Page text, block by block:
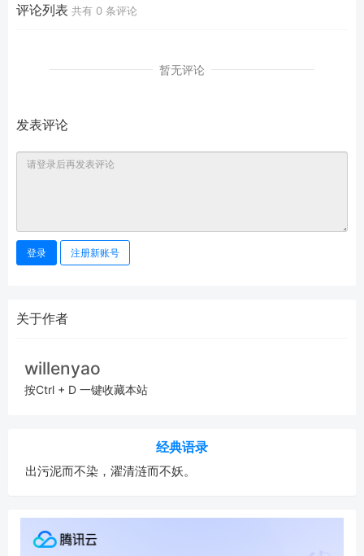
评论列表 共有 0 条评论
暂无评论
发表评论
登录 注册新账号
关于作者
willenyao
按Ctrl + D 一键收藏本站
经典语录
出污泥而不染，濯清涟而不妖。